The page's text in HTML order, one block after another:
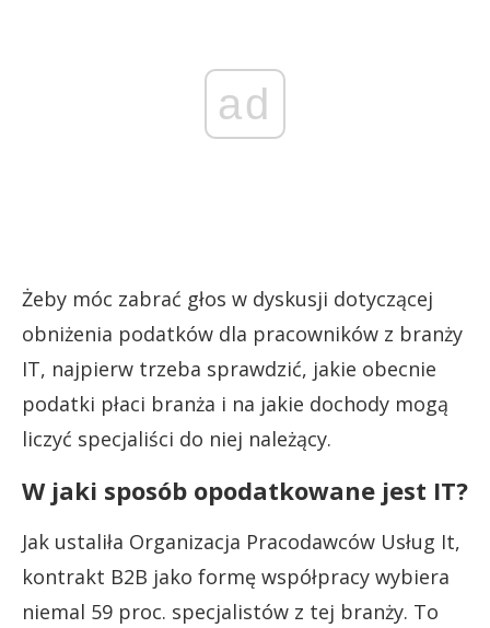
ad
Żeby móc zabrać głos w dyskusji dotyczącej
obniżenia podatków dla pracowników z branży
IT, najpierw trzeba sprawdzić, jakie obecnie
podatki płaci branża i na jakie dochody mogą
liczyć specjaliści do niej należący.
W jaki sposób opodatkowane jest IT?
Jak ustaliła Organizacja Pracodawców Usług It,
kontrakt B2B jako formę współpracy wybiera
niemal 59 proc. specjalistów z tej branży. To